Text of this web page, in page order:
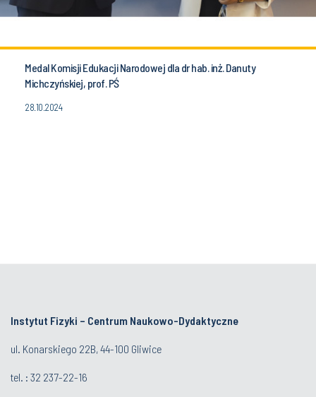
Medal Komisji Edukacji Narodowej dla dr hab. inż. Danuty
Michczyńskiej, prof. PŚ
28.10.2024
Instytut Fizyki – Centrum Naukowo-Dydaktyczne
ul. Konarskiego 22B, 44-100 Gliwice
tel. : 32 237-22-16